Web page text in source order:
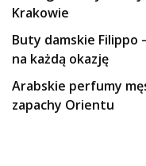
Krakowie
Buty damskie
na każdą okazję
Arabskie perfumy
zapachy Orientu